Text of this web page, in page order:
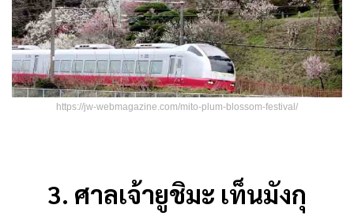
https://jw-webmagazine.com/mito-plum-blossom-festival/
3. ศาลเจ้ายูชิมะ เท็นมังกุ